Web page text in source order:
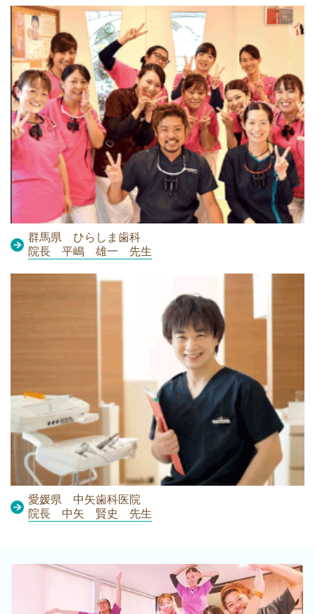
群馬県 ひらしま歯科
院長 平嶋 雄一 先生
愛媛県 中矢歯科医院
院長 中矢 賢史 先生